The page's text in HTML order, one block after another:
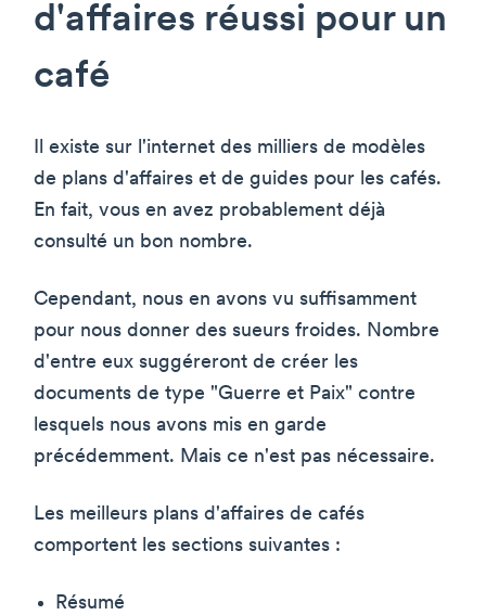
d'affaires réussi pour un
café
Il existe sur l'internet des milliers de modèles
de plans d'affaires et de guides pour les cafés.
En fait, vous en avez probablement déjà
consulté un bon nombre.
Cependant, nous en avons vu suffisamment
pour nous donner des sueurs froides. Nombre
d'entre eux suggéreront de créer les
documents de type "Guerre et Paix" contre
lesquels nous avons mis en garde
précédemment. Mais ce n'est pas nécessaire.
Les meilleurs plans d'affaires de cafés
comportent les sections suivantes :
Résumé